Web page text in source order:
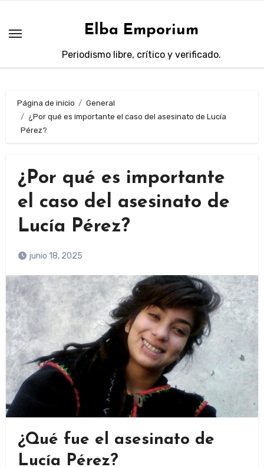
contenido
Elba Emporium
Periodismo libre, crítico y verificado.
Página de inicio
General
¿Por qué es importante el caso del asesinato de Lucía
Pérez?
¿Por qué es importante
el caso del asesinato de
Lucía Pérez?
junio 18, 2025
¿Qué fue el asesinato de
Lucía Pérez?